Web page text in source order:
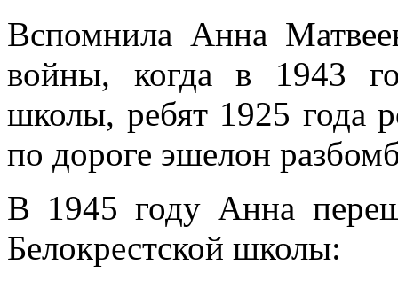
Вспомнила Анна
войны, когда в 1943
школы, ребят 1925 года
по дороге эшелон
В 1945 году Анна
Белокрестской школы: